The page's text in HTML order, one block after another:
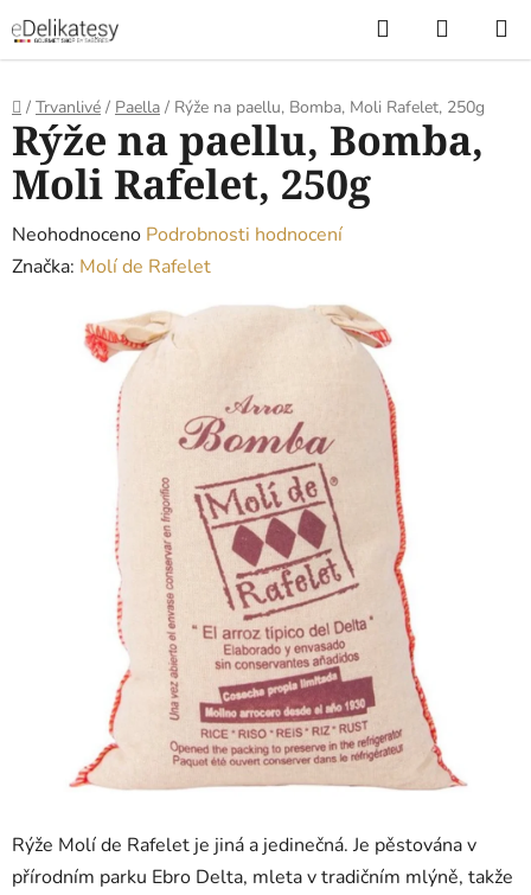
na
obsah
Hledat
KOŠÍK
Domů
/ Trvanlivé / Paella / Rýže na paellu, Bomba, Moli Rafelet, 250g
Rýže Molí de Rafelet je jiná a jedinečná. Je pěstována v
přírodním parku Ebro Delta, mleta v tradičním mlýně, takže
Rýže na paellu, Bomba,
Moli Rafelet, 250g
Průměrné
hodnocení
Neohodnoceno Podrobnosti hodnocení
Značka: Molí de Rafelet